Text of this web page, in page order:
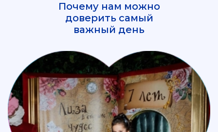
Почему нам можно
доверить самый
важный день